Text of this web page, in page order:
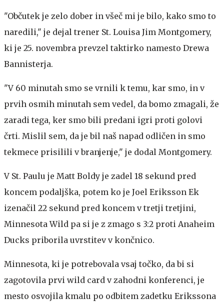
"Občutek je zelo dober in všeč mi je bilo, kako smo to
naredili," je dejal trener St. Louisa Jim Montgomery,
ki je 25. novembra prevzel taktirko namesto Drewa
Bannisterja.
"V 60 minutah smo se vrnili k temu, kar smo, in v
prvih osmih minutah sem vedel, da bomo zmagali, že
zaradi tega, ker smo bili predani igri proti golovi
črti. Mislil sem, da je bil naš napad odličen in smo
tekmece prisilili v branjenje," je dodal Montgomery.
V St. Paulu je Matt Boldy je zadel 18 sekund pred
koncem podaljška, potem ko je Joel Eriksson Ek
izenačil 22 sekund pred koncem v tretji tretjini,
Minnesota Wild pa si je z zmago s 3:2 proti Anaheim
Ducks priborila uvrstitev v končnico.
Minnesota, ki je potrebovala vsaj točko, da bi si
zagotovila prvi wild card v zahodni konferenci, je
mesto osvojila kmalu po odbitem zadetku Erikssona